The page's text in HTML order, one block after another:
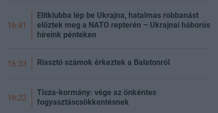
16:41
Elitklubba lép be Ukrajna, hatalmas robbanást
előztek meg a NATO repterén – Ukrajnai háborús
híreink pénteken
16:33 Riasztó számok érkeztek a Balatonról
16:22
Tisza-kormány: vége az önkéntes
fogyasztáscsökkentésnek